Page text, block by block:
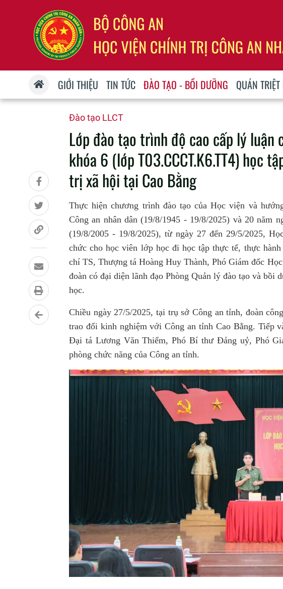
GIỚI THIỆU TIN TỨC ĐÀO TẠO - BỒI DƯỠNG QUÁN
Đào tạo LLCT
Lớp đào tạo trình độ cao cấp lý
khóa 6 (lớp T03.CCCT.K6.TT4) học
trị xã hội tại Cao Bằng
Thực hiện chương trình đào tạo của Học viện và
Công an nhân dân (19/8/1945 - 19/8/2025) và 20 năm
(19/8/2005 - 19/8/2025), từ ngày 27 đến 29/5/2025,
chức cho học viên lớp học đi học tập thực tế, thực
chí TS, Thượng tá Hoàng Huy Thành, Phó Giám đốc
đoàn có đại diện lãnh đạo Phòng Quản lý đào tạo và bồi
học.
Chiều ngày 27/5/2025, tại trụ sở Công an tỉnh, đoàn
trao đổi kinh nghiệm với Công an tỉnh Cao Bằng. Tiếp
Đại tá Lương Văn Thiểm, Phó Bí thư Đảng uỷ, Phó
phòng chức năng của Công an tỉnh.